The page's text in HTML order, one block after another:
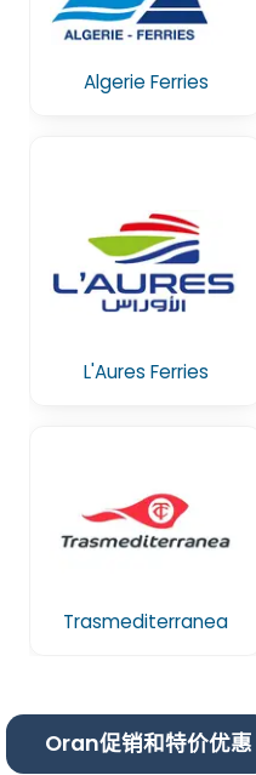
Algerie Ferries
L'Aures Ferries
Trasmediterranea
Oran促销和特价优惠